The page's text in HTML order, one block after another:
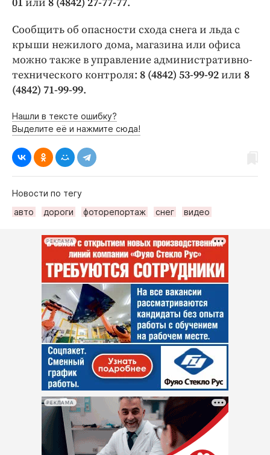
01или 8 (4842) 27-77-77.
Сообщить об опасности схода снега и льда с
крыши нежилого дома, магазина или офиса
можно также в управление административно-
технического контроля: 8 (4842) 53-99-92или 8
(4842) 71-99-99.
Нашли в тексте ошибку?
Выделите её и нажмите сюда!
Новости по тегу
авто
дороги фоторепортаж снег видео
РЕКЛАМА
РЕКЛАМА